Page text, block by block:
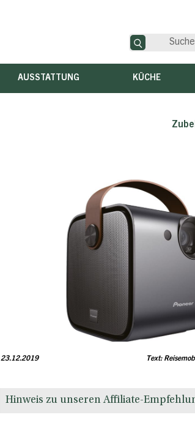
AUSSTATTUNG KÜCHE
23.12.2019 Text:
Hinweis zu unseren Affiliate-